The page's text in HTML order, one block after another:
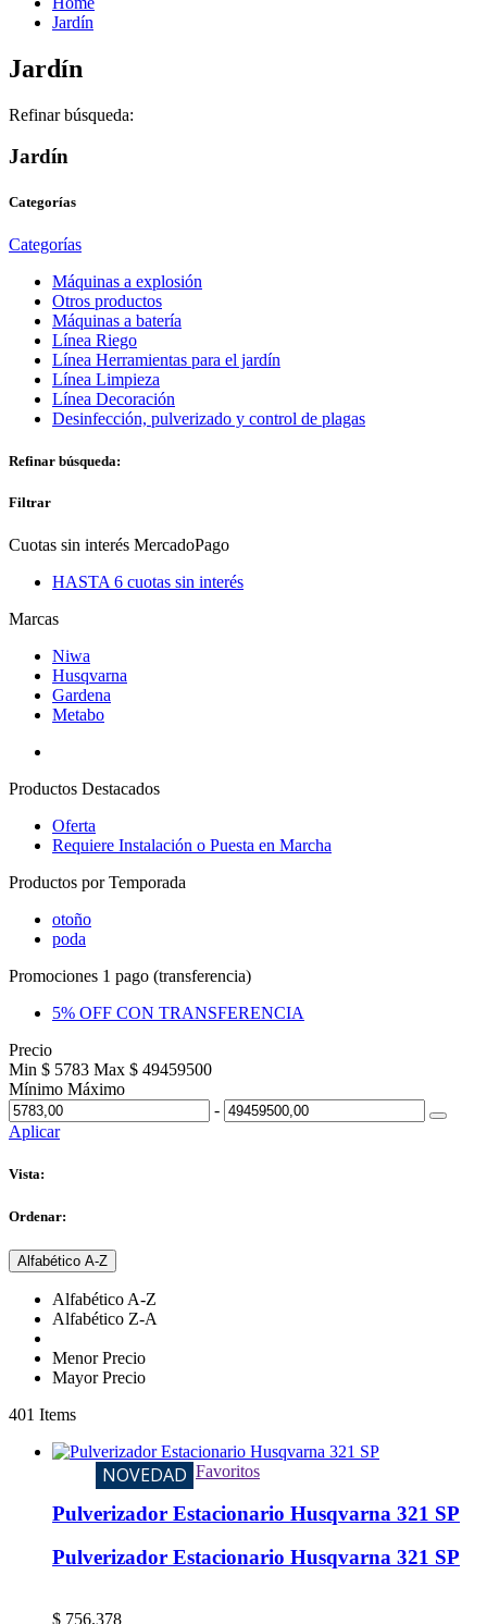
Jardín
Jardín
Refinar búsqueda:
Jardín
Categorías
Categorías
Máquinas a explosión
Otros productos
Máquinas a batería
Línea Riego
Línea Herramientas para el jardín
Línea Limpieza
Línea Decoración
Desinfección, pulverizado y control de plagas
Refinar búsqueda:
Filtrar
Cuotas sin interés MercadoPago
HASTA 6 cuotas sin interés
Marcas
Niwa
Husqvarna
Gardena
Metabo
Productos Destacados
Oferta
Requiere Instalación o Puesta en Marcha
Productos por Temporada
otoño
poda
Promociones 1 pago (transferencia)
5% OFF CON TRANSFERENCIA
Precio
Min $ 5783 Max $ 49459500
Mínimo Máximo
-
Aplicar
Vista:
Ordenar:
Alfabético A-Z
Alfabético A-Z
Alfabético Z-A
Menor Precio
Mayor Precio
401 Items
NOVEDAD Favoritos
Pulverizador Estacionario Husqvarna 321 SP
Pulverizador Estacionario Husqvarna 321 SP
$ 756.378